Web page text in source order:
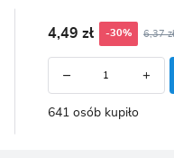
4,49 zł -30% 6,37 zł
641 osób kupiło